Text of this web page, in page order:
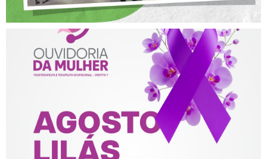
AGOSTO LILÁS – ACOLHER,
PROTEGER E COMBATER A
VIOLÊNCIA CONTRA A
MULHER